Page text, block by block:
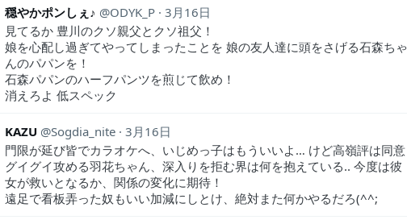
穏やかポンしぇ♪ ODYK_P
3月16日
見てるか 豊川のクソ親父とクソ祖父！
娘を心配し過ぎてやってしまったことを 娘の友人達に頭をさげる石森ちゃ
んのパパンを！
石森パパンのハーフパンツを煎じて飲め！
消えろよ 低スペック
KAZU Sogdia_nite
3月16日
門限が延び皆でカラオケへ、いじめっ子はもういいよ… けど高嶺評は同意
グイグイ攻める羽花ちゃん、深入りを拒む界は何を抱えている‥ 今度は彼
女が救いとなるか、関係の変化に期待！
遠足で看板弄った奴もいい加減にしとけ、絶対また何かやるだろ(^^;